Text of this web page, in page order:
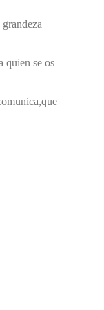
quien se os
que